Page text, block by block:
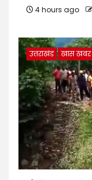
4 hours ago
उत्तराखंड खास खबर